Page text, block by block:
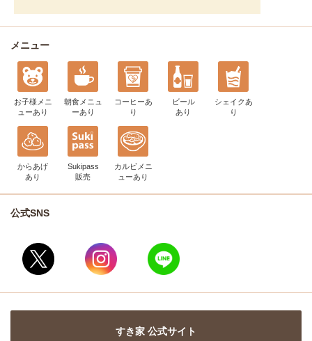
メニュー
お子様メニ
ューあり
朝食メニュ
ーあり
コーヒーあ
り
ビール
あり
シェイク あ
り
からあげ
あり
Sukipass
販売
カルビメニ
ューあり
公式SNS
すき家 公式サイト